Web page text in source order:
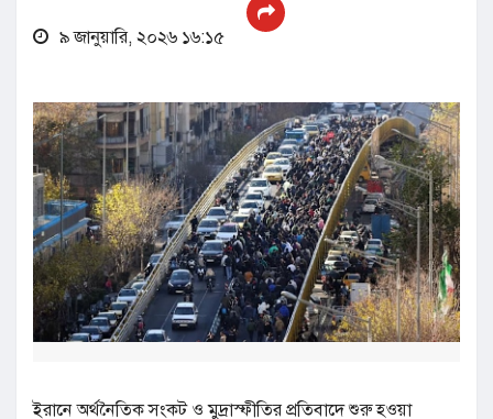
৯ জানুয়ারি, ২০২৬ ১৬:১৫
ইরানে অর্থনৈতিক সংকট ও মুদ্রাস্ফীতির প্রতিবাদে শুরু হওয়া